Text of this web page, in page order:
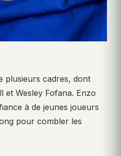
plusieurs cadres, dont
et Wesley Fofana. Enzo
à de jeunes joueurs
pour combler les